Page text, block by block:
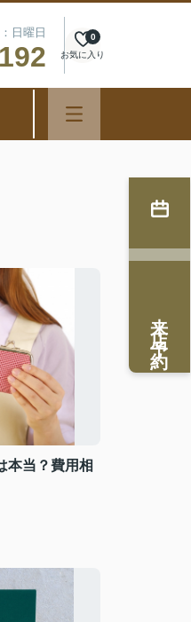
日曜日
お気に入り
0
本当？費用相
来店予約